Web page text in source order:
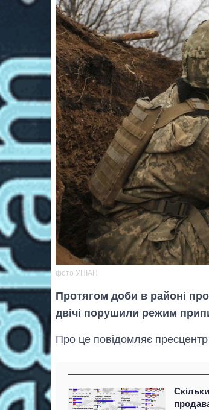
фото УНІАН
Протягом доби в районі
двічі порушили режим
Про це повідомляє